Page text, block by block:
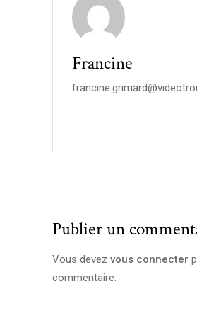
Francine
Publier un
Vous devez vous connecter
commentaire.